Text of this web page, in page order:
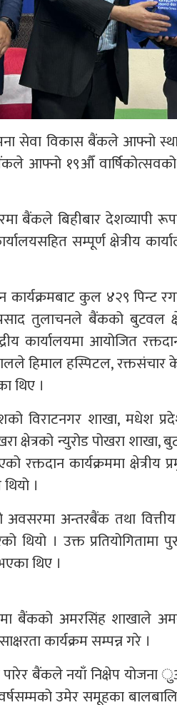
सेवा विकास बैंकले आफ्नो
आफ्नो १९औँ
बैंकले बिहीबार देशव्यापी
सम्पूर्ण क्षेत्रीय
कार्यक्रमबाट कुल ४२९
तुलाचनले बैंकको बुटवल
कार्यालयमा आयोजित
हिमाल हस्पिटल, रक्तसंचार
थिए ।
विराटनगर शाखा, मधेश
क्षेत्रको न्युरोड पोखरा
रक्तदान कार्यक्रममा क्षेत्रीय
।
अवसरमा अन्तरबैंक तथा
। उक्त प्रतियोगितामा
थिए ।
बैंकको अमरसिंह शाखाले
कार्यक्रम सम्पन्न गरे ।
बैंकले नयाँ निक्षेप योजना
उमेर समूहका